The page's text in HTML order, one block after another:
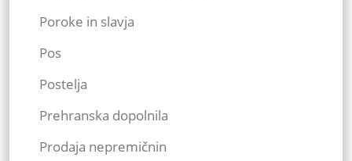
Poroke in slavja
Pos
Postelja
Prehranska dopolnila
Prodaja nepremičnin